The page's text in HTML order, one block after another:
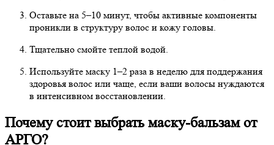
Оставьте на 5–10 минут, чтобы активные компоненты
проникли в структуру волос и кожу головы.
Тщательно смойте теплой водой.
Используйте маску 1–2 раза в неделю для поддержания
здоровья волос или чаще, если ваши волосы нуждаются
в интенсивном восстановлении.
Почему стоит выбрать маску-бальзам от
АРГО?